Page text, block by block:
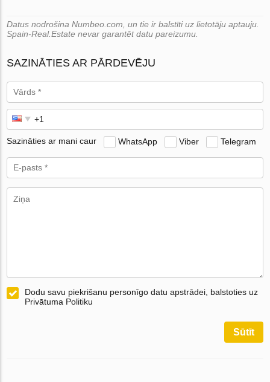
Datus nodrošina Numbeo.com, un tie ir balstīti uz lietotāju aptauju.
Spain-Real.Estate nevar garantēt datu pareizumu.
SAZINĀTIES AR PĀRDEVĒJU
Sazināties ar mani caur WhatsApp Viber Telegram
Dodu savu piekrišanu personīgo datu apstrādei, balstoties uz
Privātuma Politiku
Sūtīt